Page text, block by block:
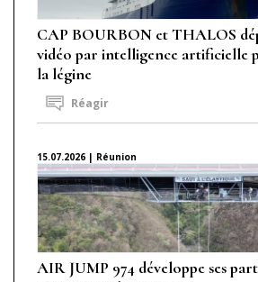
CAP BOURBON et THALOS
vidéo par intelligence artificielle
la légine
Réagir
15.07.2026 | Réunion
AIR JUMP 974 développe ses